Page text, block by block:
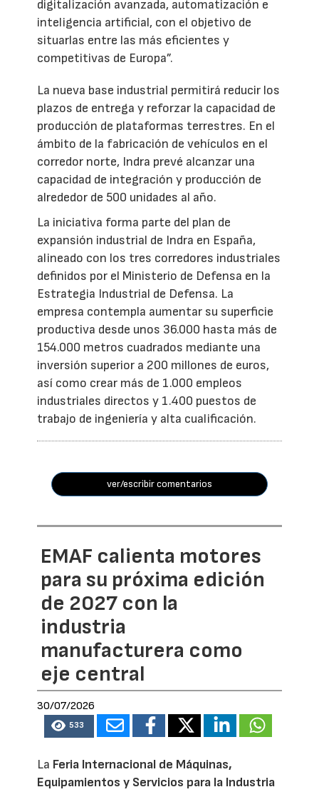
digitalización avanzada, automatización e
inteligencia artificial, con el objetivo de
situarlas entre las más eficientes y
competitivas de Europa”.
La nueva base industrial permitirá reducir los
plazos de entrega y reforzar la capacidad de
producción de plataformas terrestres. En el
ámbito de la fabricación de vehículos en el
corredor norte, Indra prevé alcanzar una
capacidad de integración y producción de
alrededor de 500 unidades al año.
La iniciativa forma parte del plan de
expansión industrial de Indra en España,
alineado con los tres corredores industriales
definidos por el Ministerio de Defensa en la
Estrategia Industrial de Defensa. La
empresa contempla aumentar su superficie
productiva desde unos 36.000 hasta más de
154.000 metros cuadrados mediante una
inversión superior a 200 millones de euros,
así como crear más de 1.000 empleos
industriales directos y 1.400 puestos de
trabajo de ingeniería y alta cualificación.
ver/escribir comentarios
EMAF calienta motores
para su próxima edición
de 2027 con la
industria
manufacturera como
eje central
30/07/2026
533
La Feria Internacional de Máquinas,
Equipamientos y Servicios para la Industria